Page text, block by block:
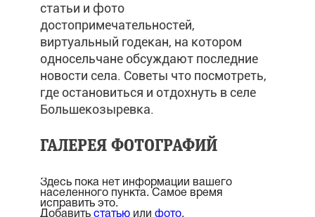
статьи и фото
достопримечательностей,
виртуальный годекан, на котором
односельчане обсуждают последние
новости села. Советы что посмотреть,
где остановиться и отдохнуть в селе
Большекозыревка.
ГАЛЕРЕЯ ФОТОГРАФИЙ
Здесь пока нет информации вашего
населенного пункта. Самое время
исправить это.
Добавить статьюили фото.